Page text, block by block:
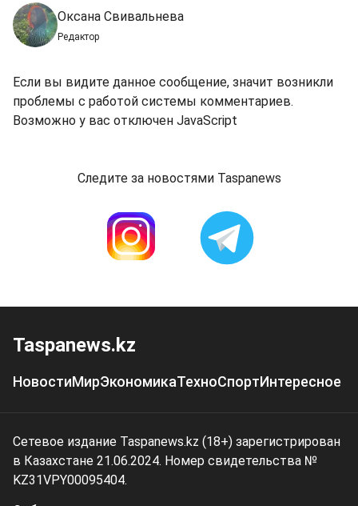
Оксана Свивальнева
Редактор
Если вы видите данное сообщение, значит возникли
проблемы с работой системы комментариев.
Возможно у вас отключен JavaScript
Следите за новостями Taspanews
Taspanews.kz
НовостиМирЭкономикаТехноСпортИнтересное
Сетевое издание Taspanews.kz (18+) зарегистрирован
в Казахстане 21.06.2024. Номер свидетельства №
KZ31VPY00095404.